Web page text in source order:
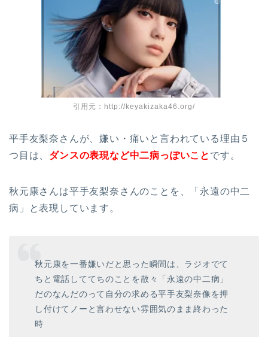
引用元：http://keyakizaka46.org/
平手友梨奈さんが、嫌い・痛いと言われている理由５
つ目は、 ダンスの表現など中二病っぽいこと です。
秋元康さんは平手友梨奈さんのことを、「永遠の中二
病」と表現しています。
秋元康を一番嫌いだと思った瞬間は、ラジオでて
ちと電話しててちのことを散々「永遠の中二病」
だのなんだのって自分の求める平手友梨奈像を押
し付けてノーと言わせない雰囲気のまま終わった
時